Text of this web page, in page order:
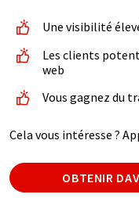
Une visibilité
Les clients
web
Vous gagnez du
Cela vous intéresse ?
OBTENIR